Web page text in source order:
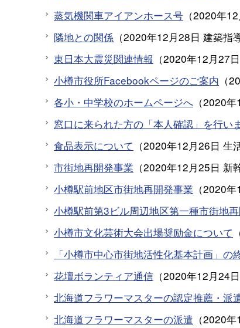
蒸気機関車アイアンホース号 （2020年12
隣地との関係 （2020年12月28日 建築指
東日本大震災関連情報 （2020年12月27日
小樽市役所Facebookページのご案内 （
各小・中学校のホームページへ （2020年
窓口に来られた方の「本人確認」を行い
食品表示について （2020年12月26日 生
市街地再開発事業 （2020年12月25日 新
小樽駅前地区市街地再開発事業 （2020年
小樽駅前第3ビル周辺地区第一種市街地
小樽市文化芸術大会出場奨励金について
「小樽市中心市街地活性化基本計画」の
花壇ボランティア通信 （2020年12月24日
北海道フラワーマスターの認定推薦・派
北海道フラワーマスターの派遣 （2020年